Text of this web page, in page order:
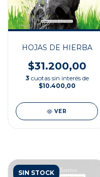
HOJAS DE HIERBA
$31.200,00
3 cuotas sin interés de
$10.400,00
VER
SIN STOCK